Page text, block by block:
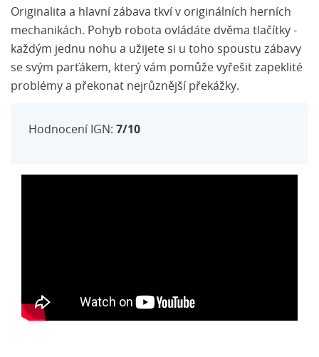
Originalita a hlavní zábava tkví v originálních herních
mechanikách. Pohyb robota ovládáte dvěma tlačítky -
každým jednu nohu a užijete si u toho spoustu zábavy
se svým parťákem, který vám pomůže vyřešit zapeklité
problémy a překonat nejrůznější překážky.
Hodnocení IGN: 7/10